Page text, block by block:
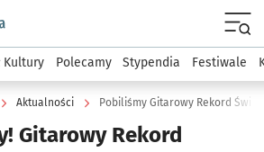
podserwis: Kultura
Kultury Polecamy Stypendia Festiwale
Aktualności Pobiliśmy Gitarowy Rekord
Gitarowy Rekord